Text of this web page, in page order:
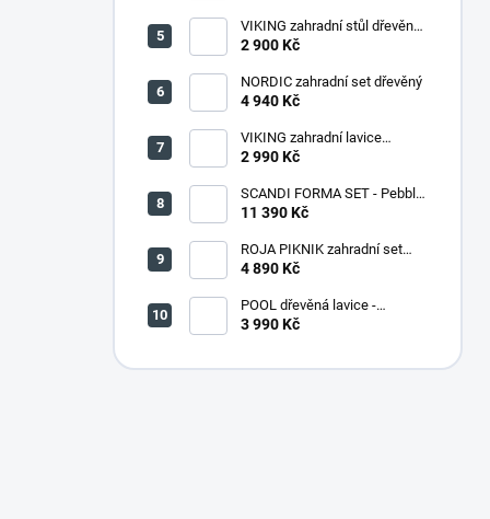
VIKING zahradní stůl dřevěný
PŘÍRODNÍ - 150 cm
2 900 Kč
NORDIC zahradní set dřevěný
4 940 Kč
VIKING zahradní lavice
dřevěná PŘÍRODNÍ - 180 cm
2 990 Kč
SCANDI FORMA SET - Pebble
grey/Soft biege
11 390 Kč
ROJA PIKNIK zahradní set
dřevěný - 160 cm - lakovaný
4 890 Kč
POOL dřevěná lavice -
PŘÍRODNÍ
3 990 Kč